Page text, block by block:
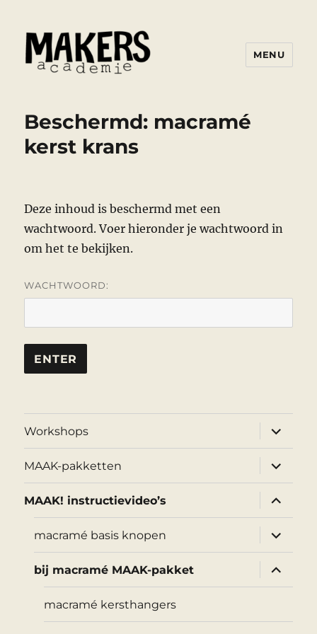
MENU
Beschermd: macramé
kerst krans
Deze inhoud is beschermd met een
wachtwoord. Voer hieronder je wachtwoord in
om het te bekijken.
WACHTWOORD:
Workshops
MAAK-pakketten
MAAK! instructievideo’s
macramé basis knopen
bij macramé MAAK-pakket
macramé kersthangers